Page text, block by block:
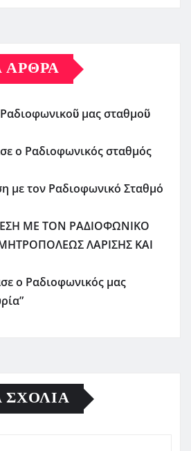
μας σταθμοῦ
ο Ραδιοφωνικός σταθμός
με τον Ραδιοφωνικό Σταθμό
ΜΕ ΤΟΝ ΡΑΔΙΟΦΩΝΙΚΟ
ΛΑΡΙΣΗΣ ΚΑΙ
ο Ραδιοφωνικός μας